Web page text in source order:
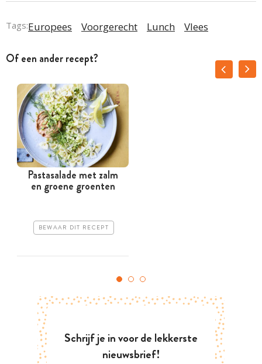
Tags:Europees Voorgerecht Lunch Vlees
Of een ander recept?
Pastasalade met zalm
en groene groenten
BEWAAR DIT RECEPT
Schrijf je in voor de lekkerste
nieuwsbrief!